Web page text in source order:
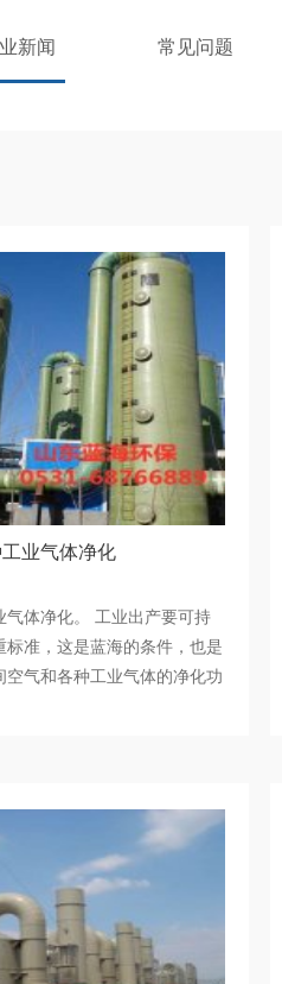
新闻 常见问题
业气体净化
体净化。 工业出产要可持
准，这是蓝海的条件，也是
气和各种工业气体的净化功